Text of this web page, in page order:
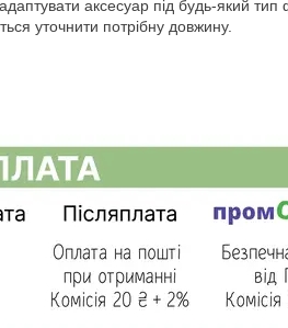
аксесуар під будь-який тип
уточнити потрібну довжину.